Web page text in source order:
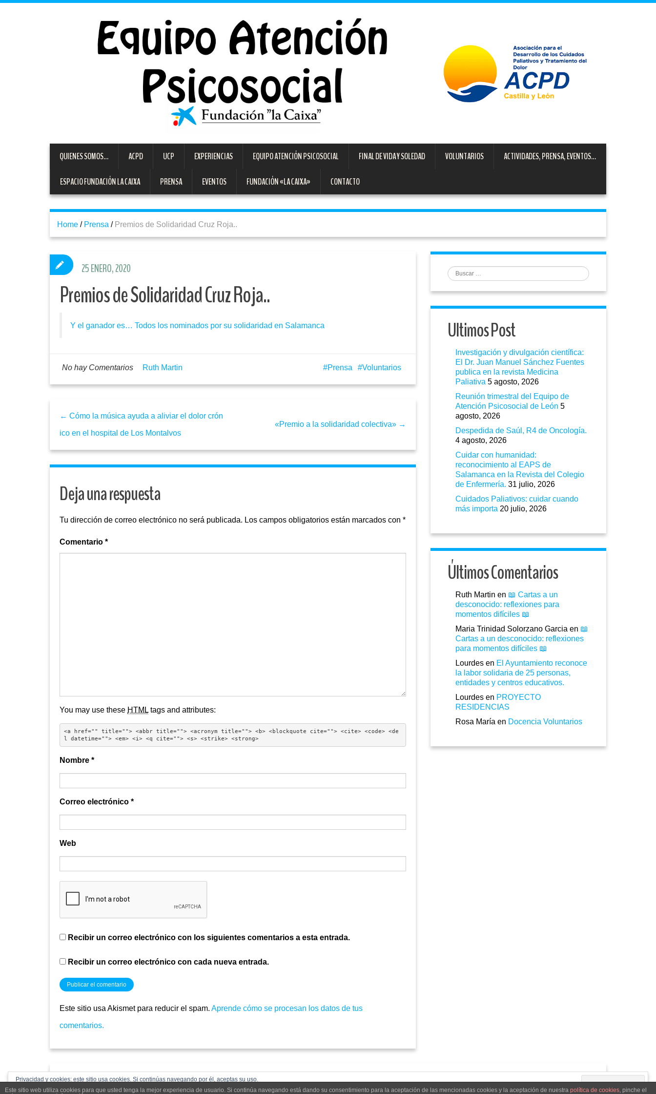
QUIENES SOMOS… ACPD UCP EXPERIENCIAS EQUIPO ATENCIÓN PSICOSOCIAL FINAL DE VIDA Y SOLEDAD VOLUNTARIOS ACTIVIDADES, PRENSA, EVENTOS…
ESPACIO FUNDACIÓN LA CAIXA PRENSA EVENTOS FUNDACIÓN «LA CAIXA» CONTACTO
Home / Prensa / Premios de Solidaridad Cruz Roja..
Premios de Solidaridad Cruz Roja..
Y el ganador es… Todos los nominados por su solidaridad en Salamanca
25 ENERO, 2020
Prensa Voluntarios
No hay Comentarios Ruth Martin
← Cómo la música ayuda a aliviar el dolor crón
ico en el hospital de Los Montalvos
«Premio a la solidaridad colectiva» →
Deja una respuesta
Tu dirección de correo electrónico no será publicada. Los campos obligatorios están marcados con *
Comentario *
You may use these HTML tags and attributes:
<a href="" title=""> <abbr title=""> <acronym title=""> <b> <blockquote cite=""> <cite> <code> <de
l datetime=""> <em> <i> <q cite=""> <s> <strike> <strong>
Nombre *
Correo electrónico *
Web
Recibir un correo electrónico con los siguientes comentarios a esta entrada.
Recibir un correo electrónico con cada nueva entrada.
Este sitio usa Akismet para reducir el spam. Aprende cómo se procesan los datos de tus
comentarios.
Buscar
Ultimos Post
Investigación y divulgación científica:
El Dr. Juan Manuel Sánchez Fuentes
publica en la revista Medicina
Paliativa 5 agosto, 2026
Reunión trimestral del Equipo de
Atención Psicosocial de León 5
agosto, 2026
Despedida de Saúl, R4 de Oncología.
4 agosto, 2026
Cuidar con humanidad:
reconocimiento al EAPS de
Salamanca en la Revista del Colegio
de Enfermería. 31 julio, 2026
Cuidados Paliativos: cuidar cuando
más importa 20 julio, 2026
Últimos Comentarios
Ruth Martin en 📖 Cartas a un
desconocido: reflexiones para
momentos difíciles 📖
Maria Trinidad Solorzano Garcia en 📖
Cartas a un desconocido: reflexiones
para momentos difíciles 📖
Lourdes en El Ayuntamiento reconoce
la labor solidaria de 25 personas,
entidades y centros educativos.
Lourdes en PROYECTO
RESIDENCIAS
Rosa María en Docencia Voluntarios
acpdcastillayleon.com 2024
Este sitio web utiliza cookies para que usted tenga la mejor experiencia de usuario. Si continúa navegando está dando su consentimiento para la aceptación de las mencionadas cookies y la aceptación de nuestra política de cookies, pinche el
Privacidad y cookies: este sitio usa cookies. Si continúas navegando por él, aceptas su uso.